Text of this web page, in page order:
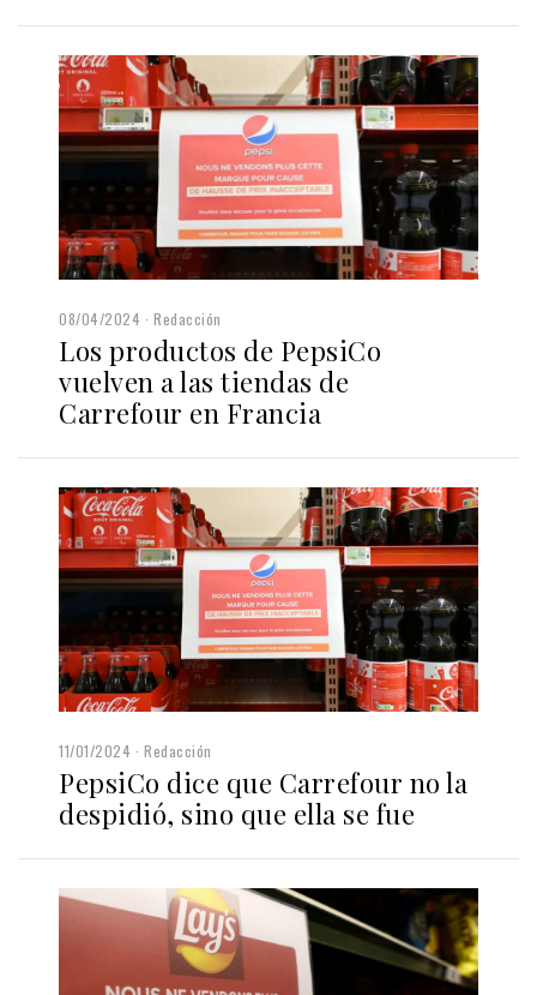
08/04/2024 Redacción
Los productos de PepsiCo
vuelven a las tiendas de
Carrefour en Francia
11/01/2024 Redacción
PepsiCo dice que Carrefour no la
despidió, sino que ella se fue